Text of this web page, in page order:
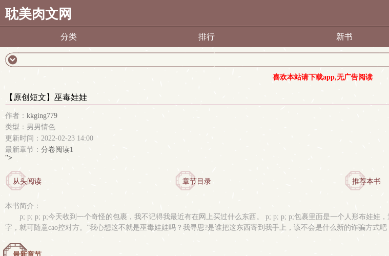
耽美肉文网
分类 排行 新书
喜欢本站请下载app,无广告阅读
【原创短文】巫毒娃娃
作者： kkging779
类型：男男情色
更新时间：2022-02-23 14:00
最新章节： 分卷阅读1
">
从头阅读 章节目录 推荐本书
本书简介：
p; p; p; p;今天收到一个奇怪的包裹，我不记得我最近有在网上买过什么东西。 p; p; p; p;包裹里面是一个人形布娃娃
字，就可随意cao控对方。”我心想这不就是巫毒娃娃吗？我寻思?是谁把这东西寄到我手上，该不会是什么新的诈骗方式